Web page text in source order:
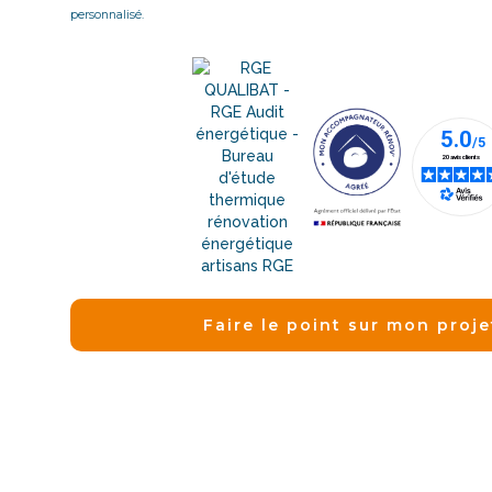
personnalisé.
Faire le point sur mon